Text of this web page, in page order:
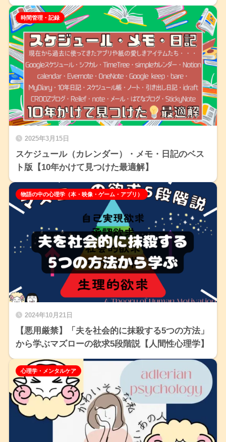
2025年3月15日
スケジュール（カレンダー）・メモ・日記のベス
ト版【10年かけて見つけた最適解】
時間管理・記録
2024年10月21日
【悪用厳禁】「夫を社会的に抹殺する5つの方法」
から学ぶマズローの欲求5段階説【人間性心理学】
物語の中の心理学（本・映像・ゲーム・アプリ）
心理学・メンタルケア